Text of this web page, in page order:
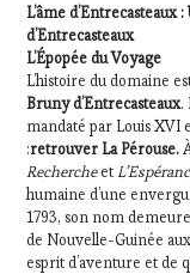
L’âme
d’Entrecasteaux
L’Épopée du Voyage
L’histoire du domaine
Bruny d’Entrecasteaux.
mandaté par Louis XVI
:retrouver La Pérouse.
Rechercheet
humaine d’une
1793, son nom
de Nouvelle-Guinée
esprit d’aventure et de